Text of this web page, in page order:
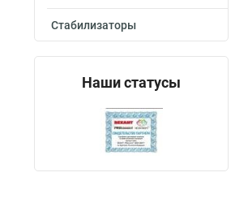
Стабилизаторы
Наши статусы